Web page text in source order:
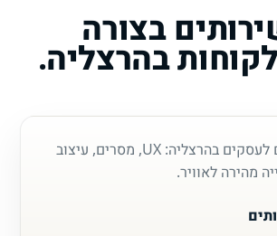
בצורה
בהרצליה.
אתרים לעסקים לעסקים בהרצליה: UX, מסרים, עיצוב
מהירה לאוויר.